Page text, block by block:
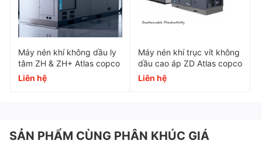
Đảm bảo thiết bị được làm mát hiệu quả.
Tiếng ồn thấp.
Bộ làm mát
Bộ làm mát được bố trí dọc nhằm giảm tiếng ồn
Yếu tố hai giai đoạn
Máy nén khí không dầu ly
tâm ZH & ZH+ Atlas copco
Liên hệ
Máy nén khí trục vít không
dầu cao áp ZD Atlas copco
Liên hệ
SẢN PHẨM CÙNG PHÂN KHÚC GIÁ